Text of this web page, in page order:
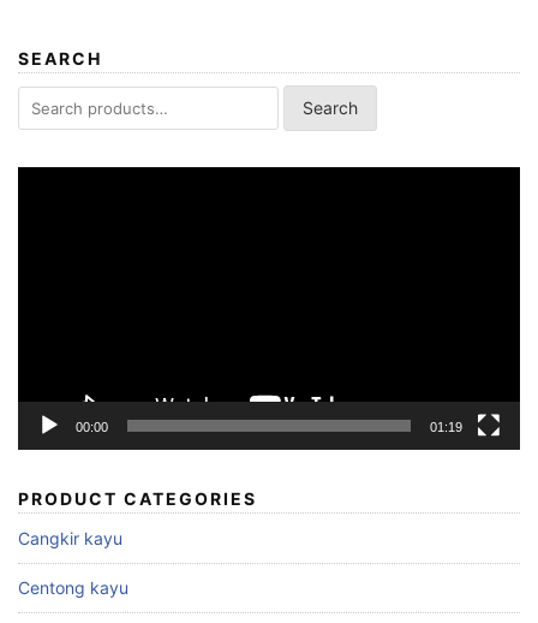
SEARCH
Search
00:00 01:19
PRODUCT CATEGORIES
Cangkir kayu
Centong kayu